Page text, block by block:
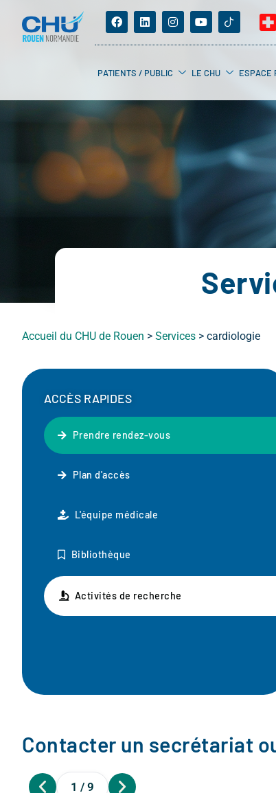
PATIENTS / PUBLIC LE CHU ESPACE
Accueil du CHU de Rouen > Services > cardiologie
ACCÈS RAPIDES
Prendre rendez-vous
Plan d'accès
L'équipe médicale
Bibliothèque
Activités de recherche
Contacter un secrétariat
1 / 9